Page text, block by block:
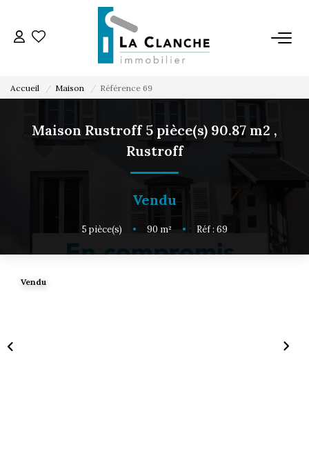
L'AGENCE
VENTE
LOCATION
ESTIMATION
Accueil Maison Référence 69
Maison Rustroff 5 pièce(s) 90.87 m2 ,
Rustroff
Vendu
5 pièce(s) • 90 m² • Réf : 69
Vendu